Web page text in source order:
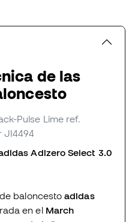
de las
Pulse Lime ref.
JI4494
Adizero Select 3.0
baloncestoadidas
en el March